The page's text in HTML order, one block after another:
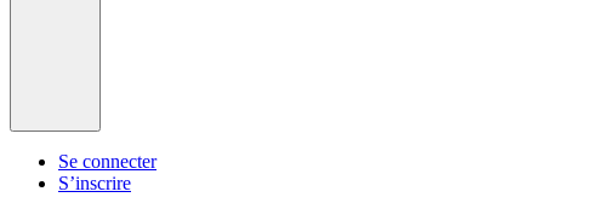
Se connecter
S’inscrire